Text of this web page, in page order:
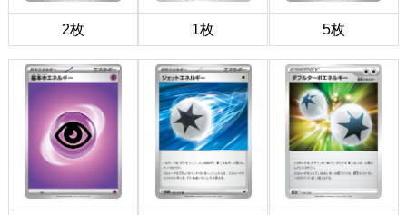
2枚 1枚 5枚